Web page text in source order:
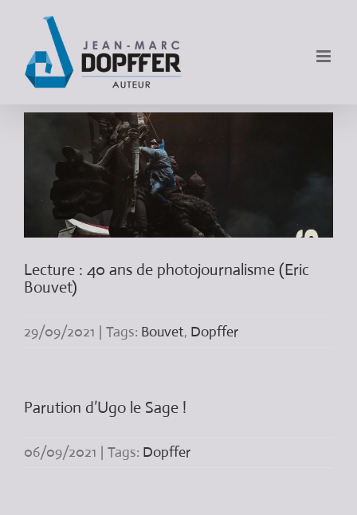
Lecture : 40 ans de photojournalisme (Eric
Bouvet)
29/09/2021 | Tags: Bouvet, Dopffer
Parution d’Ugo le Sage !
06/09/2021 | Tags: Dopffer